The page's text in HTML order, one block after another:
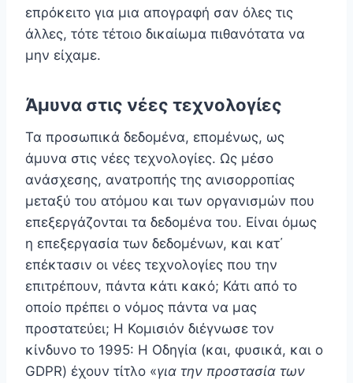
επρόκειτο για μια απογραφή σαν όλες τις
άλλες, τότε τέτοιο δικαίωμα πιθανότατα να
μην είχαμε.
Άμυνα στις νέες τεχνολογίες
Τα προσωπικά δεδομένα, επομένως, ως
άμυνα στις νέες τεχνολογίες. Ως μέσο
ανάσχεσης, ανατροπής της ανισορροπίας
μεταξύ του ατόμου και των οργανισμών που
επεξεργάζονται τα δεδομένα του. Είναι όμως
η επεξεργασία των δεδομένων, και κατ΄
επέκτασιν οι νέες τεχνολογίες που την
επιτρέπουν, πάντα κάτι κακό; Κάτι από το
οποίο πρέπει ο νόμος πάντα να μας
προστατεύει; Η Κομισιόν διέγνωσε τον
κίνδυνο το 1995: Η Οδηγία (και, φυσικά, και ο
GDPR) έχουν τίτλο «για την προστασία των